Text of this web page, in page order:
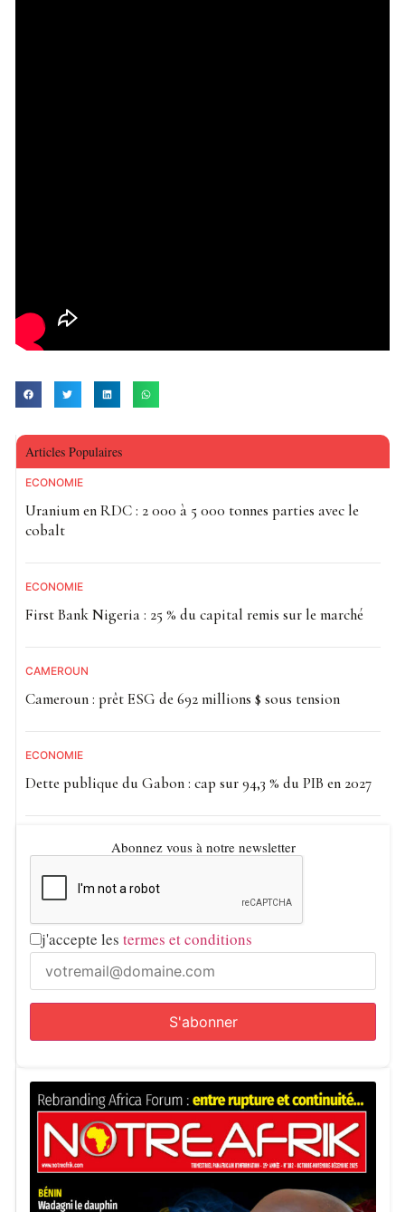
Articles Populaires
ECONOMIE
Uranium en RDC : 2 000 à 5 000 tonnes parties avec le
cobalt
ECONOMIE
First Bank Nigeria : 25 % du capital remis sur le marché
CAMEROUN
Cameroun : prêt ESG de 692 millions $ sous tension
ECONOMIE
Dette publique du Gabon : cap sur 94,3 % du PIB en 2027
Abonnez vous à notre newsletter
j'accepte les termes et conditions